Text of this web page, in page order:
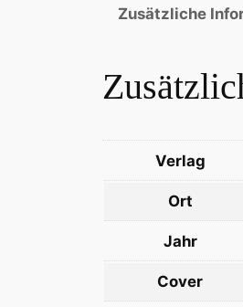
Zusätzliche
Verlag
Ort
Jahr
Cover